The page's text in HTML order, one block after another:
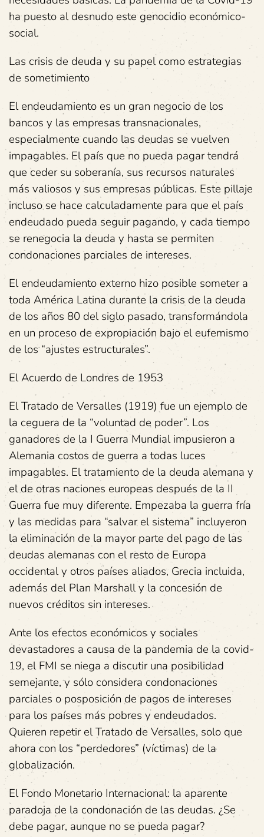
ha puesto al desnudo este genocidio económico-
social.
Las crisis de deuda y su papel como estrategias
de sometimiento
El endeudamiento es un gran negocio de los
bancos y las empresas transnacionales,
especialmente cuando las deudas se vuelven
impagables. El país que no pueda pagar tendrá
que ceder su soberanía, sus recursos naturales
más valiosos y sus empresas públicas. Este pillaje
incluso se hace calculadamente para que el país
endeudado pueda seguir pagando, y cada tiempo
se renegocia la deuda y hasta se permiten
condonaciones parciales de intereses.
El endeudamiento externo hizo posible someter a
toda América Latina durante la crisis de la deuda
de los años 80 del siglo pasado, transformándola
en un proceso de expropiación bajo el eufemismo
de los “ajustes estructurales”.
El Acuerdo de Londres de 1953
El Tratado de Versalles (1919) fue un ejemplo de
la ceguera de la “voluntad de poder”. Los
ganadores de la I Guerra Mundial impusieron a
Alemania costos de guerra a todas luces
impagables. El tratamiento de la deuda alemana y
el de otras naciones europeas después de la II
Guerra fue muy diferente. Empezaba la guerra fría
y las medidas para “salvar el sistema” incluyeron
la eliminación de la mayor parte del pago de las
deudas alemanas con el resto de Europa
occidental y otros países aliados, Grecia incluida,
además del Plan Marshall y la concesión de
nuevos créditos sin intereses.
Ante los efectos económicos y sociales
devastadores a causa de la pandemia de la covid-
19, el FMI se niega a discutir una posibilidad
semejante, y sólo considera condonaciones
parciales o posposición de pagos de intereses
para los países más pobres y endeudados.
Quieren repetir el Tratado de Versalles, solo que
ahora con los “perdedores” (víctimas) de la
globalización.
El Fondo Monetario Internacional: la aparente
paradoja de la condonación de las deudas. ¿Se
debe pagar, aunque no se pueda pagar?